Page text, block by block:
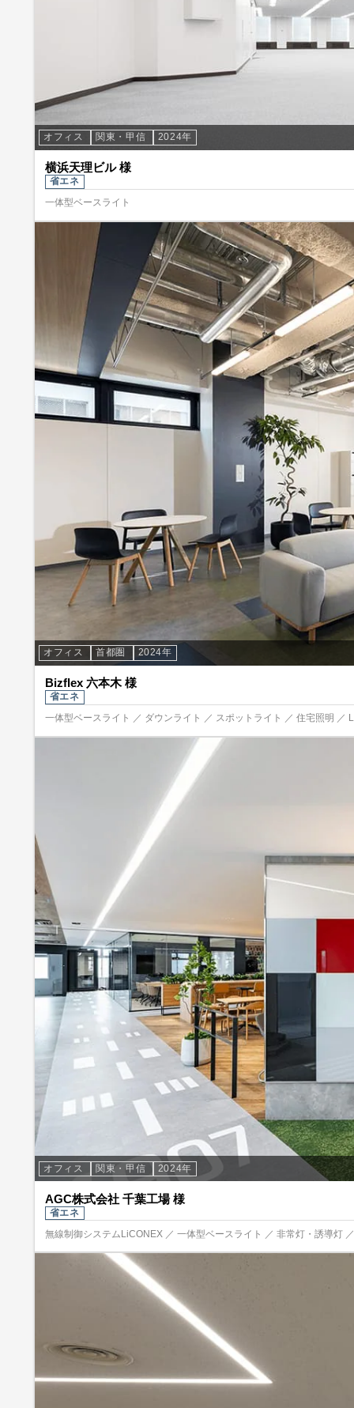
オフィス 関東・甲信 2024年
横浜天理ビル 様
省エネ
一体型ベースライト
オフィス 首都圏 2024年
Bizflex 六本木 様
省エネ
一体型ベースライト ／ ダウンライト ／ スポットライト ／ 住宅照明 ／
オフィス 関東・甲信 2024年
AGC株式会社 千葉工場 様
省エネ
無線制御システムLiCONEX ／ 一体型ベースライト ／ 非常灯・誘導灯